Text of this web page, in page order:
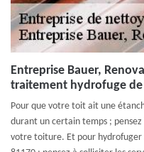
Entreprise Bauer,
traitement hydrofuge
Pour que votre toit ait une
durant un certain temps ;
votre toiture. Et pour